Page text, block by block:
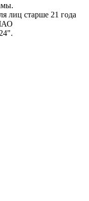
лиц старше 21 года